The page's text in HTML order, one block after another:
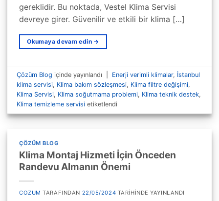
gereklidir. Bu noktada, Vestel Klima Servisi
devreye girer. Güvenilir ve etkili bir klima […]
Okumaya devam edin →
Çözüm Blog içinde yayınlandı Enerji verimli klimalar, İstanbul
klima servisi, Klima bakım sözleşmesi, Klima filtre değişimi,
Klima Servisi, Klima soğutmama problemi, Klima teknik destek,
Klima temizleme servisi etiketlendi
ÇÖZÜM BLOG
Klima Montaj Hizmeti İçin Önceden
Randevu Almanın Önemi
COZUM TARAFINDAN 22/05/2024 TARIHINDE YAYINLANDI